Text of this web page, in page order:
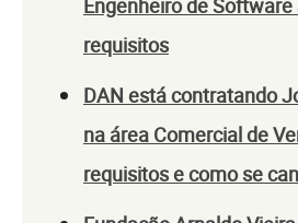
requisitos
DAN está contratando
na área Comercial de
requisitos e como se